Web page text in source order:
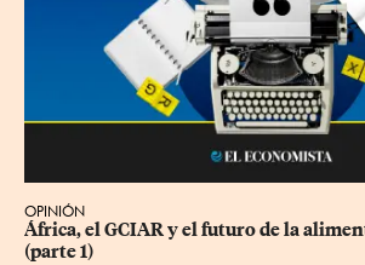
OPINIÓN
África, el GCIAR y el futuro de la
(parte 1)